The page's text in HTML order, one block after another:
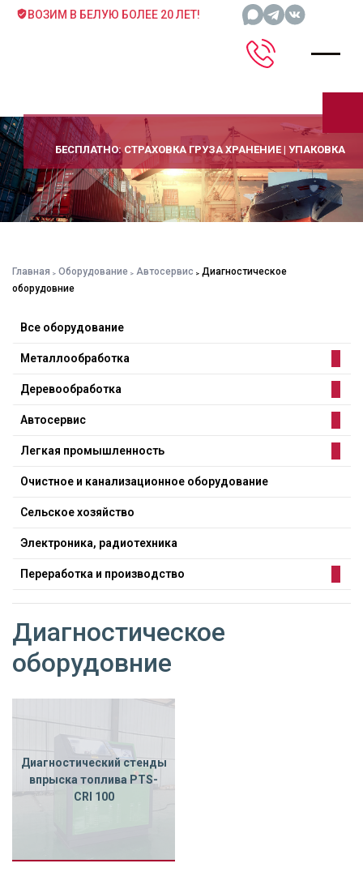
ВОЗИМ В БЕЛУЮ БОЛЕЕ 20 ЛЕТ!
БЕСПЛАТНО: СТРАХОВКА ГРУЗА ХРАНЕНИЕ | УПАКОВКА
Главная Оборудование Автосервис
Диагностическое
оборудовние
Все оборудование
Металлообработка
Деревообработка
Автосервис
Легкая промышленность
Очистное и канализационное оборудование
Сельское хозяйство
Электроника, радиотехника
Переработка и производство
Диагностическое
оборудовние
Диагностический стенды
впрыска топлива PTS-
CRI 100